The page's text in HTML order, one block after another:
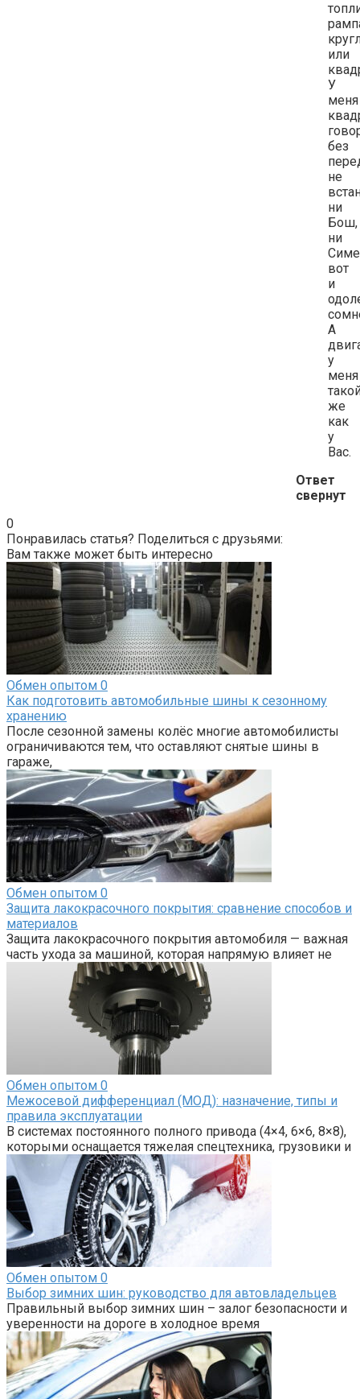
или
У
меня
без
не
ни
Бош,
ни
вот
и
А
у
меня
же
как
у
Вас.
Ответ
свернут
0
Понравилась статья? Поделиться с друзьями:
Вам также может быть интересно
Обмен опытом 0
Как подготовить автомобильные шины к сезонному
хранению
После сезонной замены колёс многие автомобилисты
ограничиваются тем, что оставляют снятые шины в
гараже,
Обмен опытом 0
Защита лакокрасочного покрытия: сравнение способов и
материалов
Защита лакокрасочного покрытия автомобиля — важная
часть ухода за машиной, которая напрямую влияет не
Обмен опытом 0
Межосевой дифференциал (МОД): назначение, типы и
правила эксплуатации
В системах постоянного полного привода (4×4, 6×6, 8×8),
которыми оснащается тяжелая спецтехника, грузовики и
Обмен опытом 0
Выбор зимних шин: руководство для автовладельцев
Правильный выбор зимних шин – залог безопасности и
уверенности на дороге в холодное время